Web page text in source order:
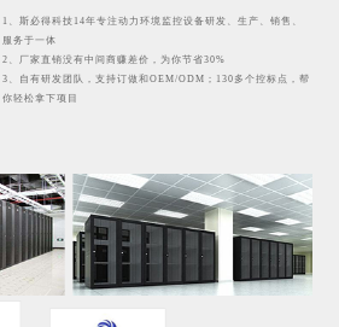
1、斯必得科技14年专注动力环境监控设备研发、生产、销售、
服务于一体
2、厂家直销没有中间商赚差价，为你节省30%
3、自有研发团队，支持订做和OEM/ODM；130多个控标点，帮
你轻松拿下项目